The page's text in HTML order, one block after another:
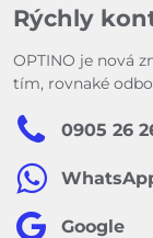
Rýchly
OPTINO je nová
tím, rovnaké
0905 26
Google